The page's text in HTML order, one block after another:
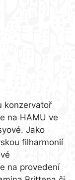
konzervatoř
na HAMU ve
Jako
filharmonií
na provedení